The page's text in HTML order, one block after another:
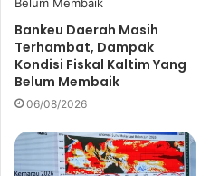
Bankeu Daerah Masih
Terhambat, Dampak
Kondisi Fiskal Kaltim Yang
Belum Membaik
06/08/2026